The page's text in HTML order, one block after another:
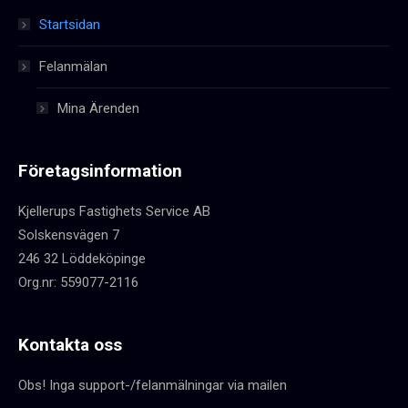
Startsidan
Felanmälan
Mina Ärenden
Företagsinformation
Kjellerups Fastighets Service AB
Solskensvägen 7
246 32 Löddeköpinge
Org.nr: 559077-2116
Kontakta oss
Obs! Inga support-/felanmälningar via mailen